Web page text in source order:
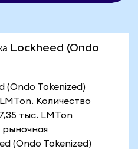
Lockheed (Ondo
(Ondo Tokenized)
Количество
тыс. LMTon
рыночная
(Ondo Tokenized)